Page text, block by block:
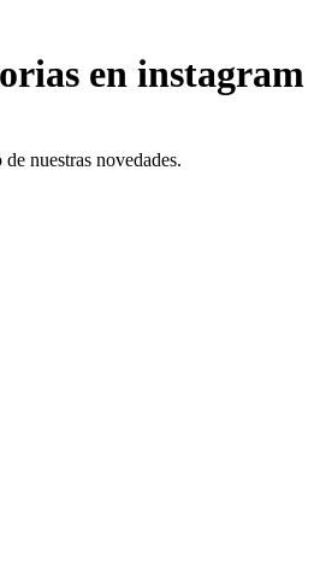
en instagram
nuestras novedades.